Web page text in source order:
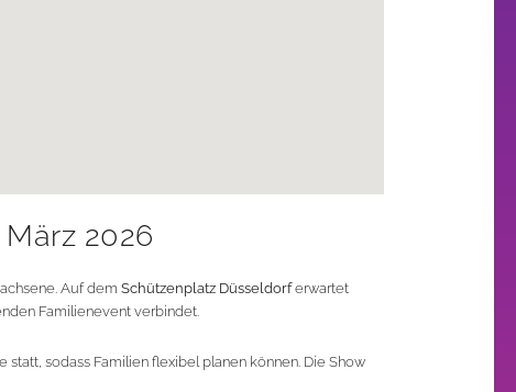
2026
Auf dem Schützenplatz Düsseldorferwartet
Familienevent verbindet.
sodass Familien flexibel planen können. Die Show